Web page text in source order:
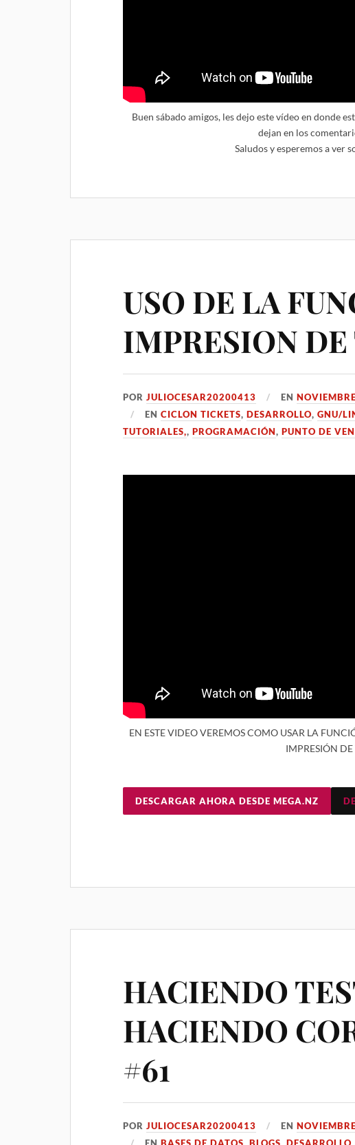
Buen sábado amigos, les dejo este vídeo en donde
dejan en los
Saludos y esperemos a ver
USO DE LA
IMPRESION
PORJULIOCESAR20200413 EN
ENCICLON TICKETS,DESARROLLO,GNU/
TUTORIALES,,PROGRAMACIÓN,PUNTO DE
EN ESTE VIDEO VEREMOS COMO USAR LA
IMPRESIÓN DE
DESCARGAR AHORA DESDE MEGA.NZ
HACIENDO
HACIENDO
#61
PORJULIOCESAR20200413 EN
ENBASES DE DATOS ,BLOGS ,DESARROLLO